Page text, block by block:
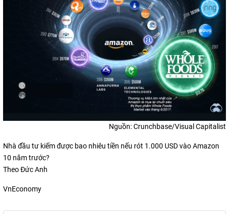
Nguồn: Crunchbase/Visual Capitalist
Nhà đầu tư kiếm được bao nhiêu tiền nếu rót 1.000 USD vào Amazon
10 năm trước?
Theo Đức Anh
VnEconomy